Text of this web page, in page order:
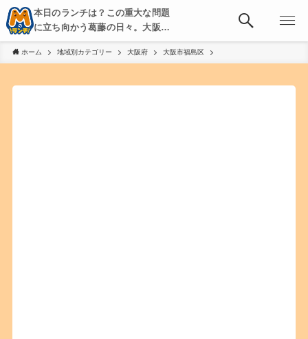
本日のランチは？この重大な問題
に立ち向かう葛藤の日々。大阪・
京都・神戸を中心とした食べ歩
き、飲み歩きを綴る。
ホーム 地域別カテゴリー 大阪府 大阪市福島区